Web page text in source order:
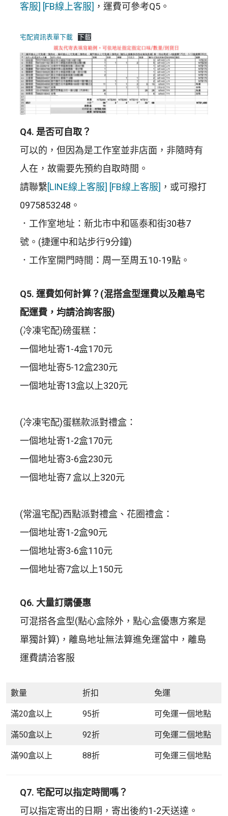
客服] [FB線上客服] ，運費可參考Q5。
宅配資訊表單下載 下載
Q4. 是否可自取？
可以的，但因為是工作室並非店面，非隨時有
人在，故需要先預約自取時間。
請聯繫[LINE線上客服] [FB線上客服] ，或可撥打
0975853248。
．工作室地址：新北市中和區泰和街30巷7
號。(捷運中和站步行9分鐘)
．工作室開門時間：周一至周五10-19點。
Q5. 運費如何計算？(混搭盒型運費以及離島宅
配運費，均請洽詢客服)
(冷凍宅配)磅蛋糕：
一個地址寄1-4盒170元
一個地址寄5-12盒230元
一個地址寄13盒以上320元
(冷凍宅配)蛋糕款派對禮盒：
一個地址寄1-2盒170元
一個地址寄3-6盒230元
一個地址寄7 盒以上320元
(常溫宅配)西點派對禮盒、花圈禮盒：
一個地址寄1-2盒90元
一個地址寄3-6盒110元
一個地址寄7盒以上150元
Q6. 大量訂購優惠
可混搭各盒型(點心盒除外，點心盒優惠方案是
單獨計算)，離島地址無法算進免運當中，離島
運費請洽客服
數量 折扣 免運
滿20盒以上 95折 可免運一個地點
滿50盒以上 92折 可免運二個地點
滿90盒以上 88折 可免運三個地點
Q7. 宅配可以指定時間嗎？
可以指定寄出的日期，寄出後約1-2天送達。